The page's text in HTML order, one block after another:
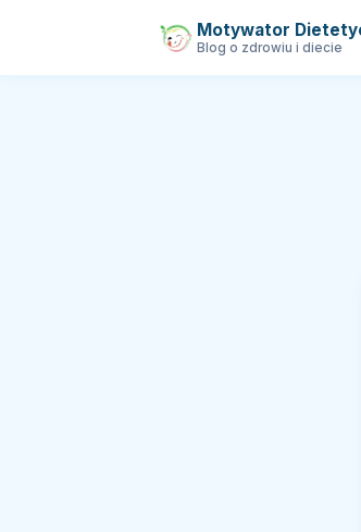
Motywator
Blog o zdrowiu i diecie